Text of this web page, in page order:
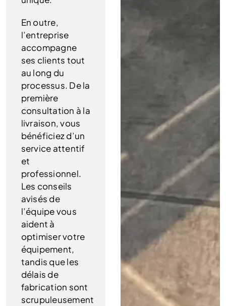
En outre,
l’entreprise
accompagne
ses clients tout
au long du
processus. De la
première
consultation à la
livraison, vous
bénéficiez d’un
service attentif
et
professionnel.
Les conseils
avisés de
l’équipe vous
aident à
optimiser votre
équipement,
tandis que les
délais de
fabrication sont
scrupuleusement